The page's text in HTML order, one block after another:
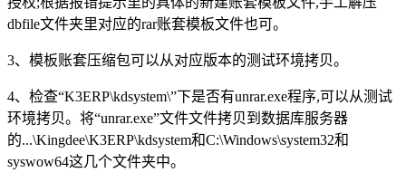
dbfile文件夹里对应的rar账套模板文件也可。
3、模板账套压缩包可以从对应版本的测试环境拷贝。
4、检查“K3ERP\kdsystem\”下是否有unrar.exe程序,可以从测试
环境拷贝。将“unrar.exe”文件文件拷贝到数据库服务器
的...\Kingdee\K3ERP\kdsystem和C:\Windows\system32和
syswow64这几个文件夹中。